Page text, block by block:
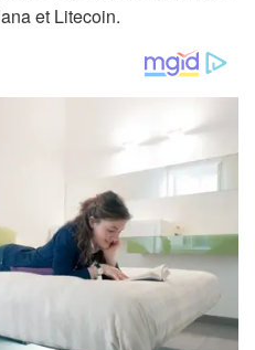
et Litecoin.